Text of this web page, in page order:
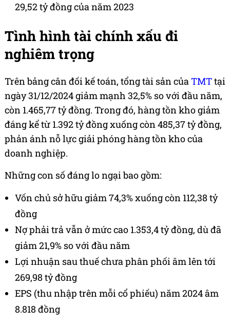
29,52 tỷ đồng của năm 2023
Tình hình tài chính xấu đi
nghiêm trọng
Trên bảng cân đối kế toán, tổng tài sản củaTMTtại
ngày 31/12/2024 giảm mạnh 32,5% so với đầu năm,
còn 1.465,77 tỷ đồng. Trong đó, hàng tồn kho giảm
đáng kể từ 1.392 tỷ đồng xuống còn 485,37 tỷ đồng,
phản ánh nỗ lực giải phóng hàng tồn kho của
doanh nghiệp.
Những con số đáng lo ngại bao gồm:
Vốn chủ sở hữu giảm 74,3% xuống còn 112,38 tỷ
đồng
Nợ phải trả vẫn ở mức cao 1.353,4 tỷ đồng, dù đã
giảm 21,9% so với đầu năm
Lợi nhuận sau thuế chưa phân phối âm lên tới
269,98 tỷ đồng
EPS (thu nhập trên mỗi cổ phiếu) năm 2024 âm
8.818 đồng